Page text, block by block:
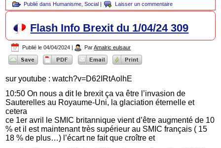
Publié dans Humanisme ,Social | Laisser un commentaire
Flash Info Brexit du 1/04/24 309
Publié le 04/04/2024 | Par Amalric eulsaur
sur youtube : watch?v=D62IRtAolhE
10:50 On nous a dit le brexit ça va être l’invasion de
Sauterelles au Royaume-Uni, la glaciation éternelle et
cetera
ce 1er avril le SMIC britannique vient d’être augmenté de 10
% et il est maintenant très supérieur au SMIC français ( 15
18 % de plus…) l’écart ne fait que croître et